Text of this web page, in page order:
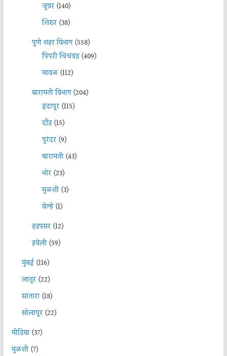
जुन्नर(140)
शिरूर(38)
पुणे शहर विभाग(558)
पिंपरी चिचंवड(409)
मावळ(112)
बारामती विभाग(204)
इंदापूर(115)
दौंड(15)
पुरंदर(9)
बारामती(43)
भोर(23)
मुळशी(3)
वेल्हे(1)
हडपसर(12)
हवेली(59)
मुंबई(116)
लातूर(22)
सातारा(18)
सोलापूर(22)
मीडिया(37)
मुळशी(7)